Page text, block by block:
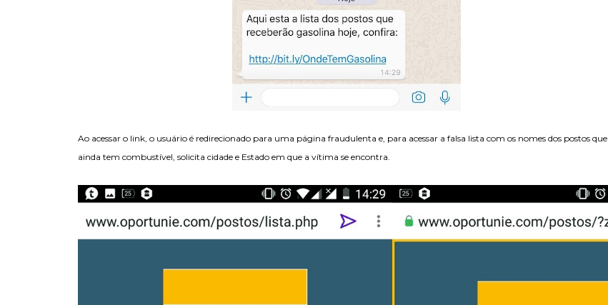
Ao acessar o link, o usuário é redirecionado para uma página fraudulenta e, para acessar a falsa lista com os nomes dos postos que
ainda tem combustível, solicita cidade e Estado em que a vítima se encontra.